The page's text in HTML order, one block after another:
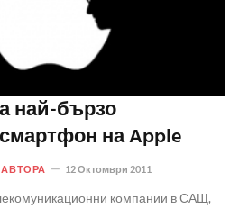
най-бързо
на Apple
12 Октомври 2011
компании в САЩ,